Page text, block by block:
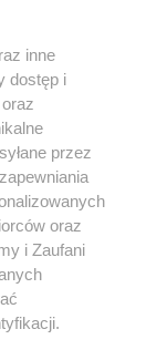
i
sposób (w
inne
dostęp i
przez
oraz
i Zaufani